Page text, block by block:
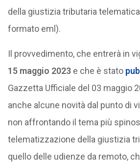
della giustizia tributaria
formato eml).
Il provvedimento, che entrerà in
15 maggio 2023e che è stato
Gazzetta Ufficiale del 03 maggio
anche alcune novità dal punto di
non affrontando il tema più
telematizzazione della giustizia
quello delle udienze da remoto,